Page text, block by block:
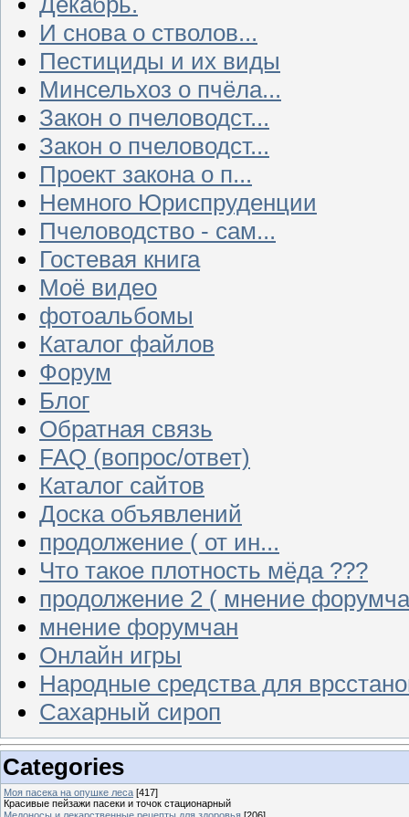
И снова о стволов...
Пестициды и их виды
Минсельхоз о пчёла...
Закон о пчеловодст...
Закон о пчеловодст...
Проект закона о п...
Немного Юриспруденции
Пчеловодство - сам...
Гостевая книга
Моё видео
фотоальбомы
Каталог файлов
Форум
Блог
Обратная связь
FAQ (вопрос/ответ)
Каталог сайтов
Доска объявлений
продолжение ( от ин...
Что такое плотность мёда ???
продолжение 2 ( мнение
мнение форумчан
Онлайн игры
Народные средства для
Сахарный сироп
Categories
Моя пасека на опушке леса [417]
Красивые пейзажи пасеки и точок стационарный